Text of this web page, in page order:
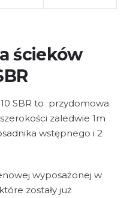
ścieków
SBR to przydomowa
zaledwie 1m
wstępnego i 2
wyposażonej w
zostały już